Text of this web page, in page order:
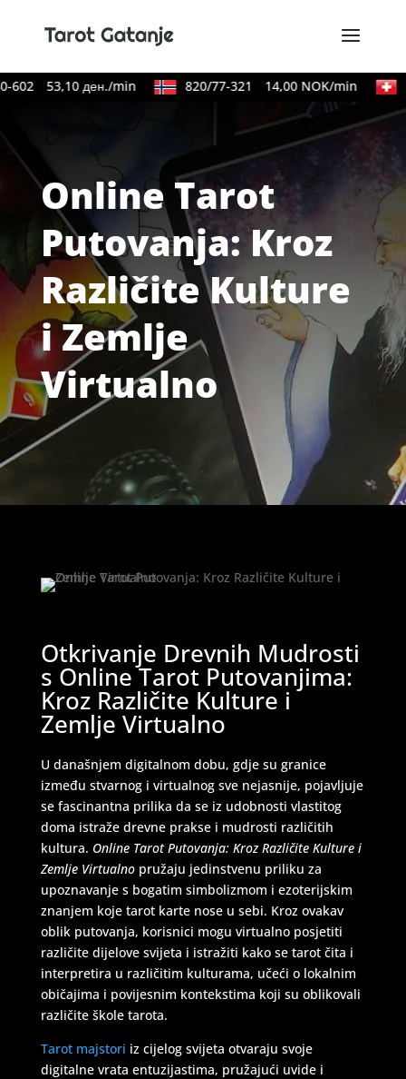
53,10 ден./min 820/77-321 14,00 NOK/min
Online Tarot
Putovanja: Kroz
Različite Kulture
i Zemlje
Virtualno
Otkrivanje Drevnih Mudrosti
s Online Tarot Putovanjima:
Kroz Različite Kulture i
Zemlje Virtualno
U današnjem digitalnom dobu, gdje su granice
između stvarnog i virtualnog sve nejasnije, pojavljuje
se fascinantna prilika da se iz udobnosti vlastitog
doma istraže drevne prakse i mudrosti različitih
kultura. Online Tarot Putovanja: Kroz Različite Kulture i
Zemlje Virtualnopružaju jedinstvenu priliku za
upoznavanje s bogatim simbolizmom i ezoterijskim
znanjem koje tarot karte nose u sebi. Kroz ovakav
oblik putovanja, korisnici mogu virtualno posjetiti
različite dijelove svijeta i istražiti kako se tarot čita i
interpretira u različitim kulturama, učeći o lokalnim
običajima i povijesnim kontekstima koji su oblikovali
različite škole tarota.
Tarot majstori iz cijelog svijeta otvaraju svoje
digitalne vrata entuzijastima, pružajući uvide i